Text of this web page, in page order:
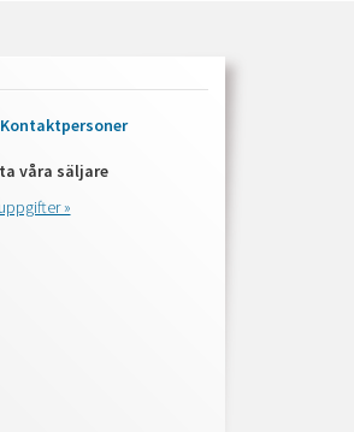
Kontaktpersoner
våra säljare
»